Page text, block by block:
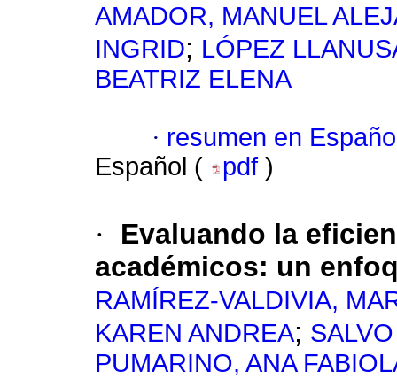
AMADOR, MANUEL
INGRID; LÓPEZ
BEATRIZ ELENA
· resumen en
Español (
pdf )
·
Evaluando la
académicos: un
RAMÍREZ-VALDIVIA,
KAREN ANDREA;
PUMARINO, ANA